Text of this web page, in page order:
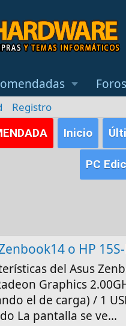
Foros
Registro
Inicio
PC
o HP
del Asus
Graphics
el de carga) / 1
La pantalla se ve...